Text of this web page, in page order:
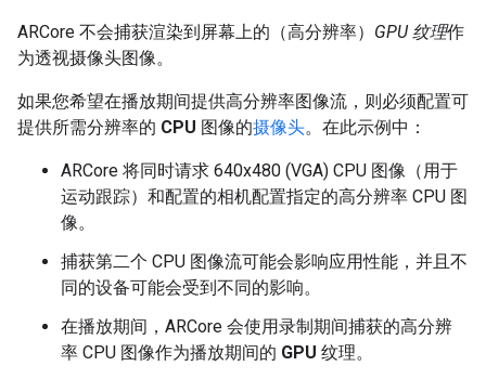
ARCore 不会捕获渲染到屏幕上的（高分辨率） GPU 纹理作
为透视摄像头图像。
如果您希望在播放期间提供高分辨率图像流，则必须配置可
提供所需分辨率的 CPU 图像的摄像头。在此示例中：
ARCore 将同时请求 640x480 (VGA) CPU 图像（用于
运动跟踪）和配置的相机配置指定的高分辨率 CPU 图
像。
捕获第二个 CPU 图像流可能会影响应用性能，并且不
同的设备可能会受到不同的影响。
在播放期间，ARCore 会使用录制期间捕获的高分辨
率 CPU 图像作为播放期间的 GPU 纹理。